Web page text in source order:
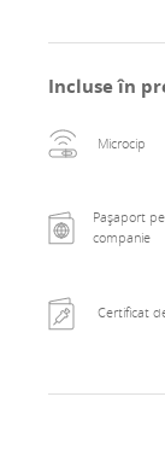
Incluse în
Microcip
Pașaport
companie
Certificat